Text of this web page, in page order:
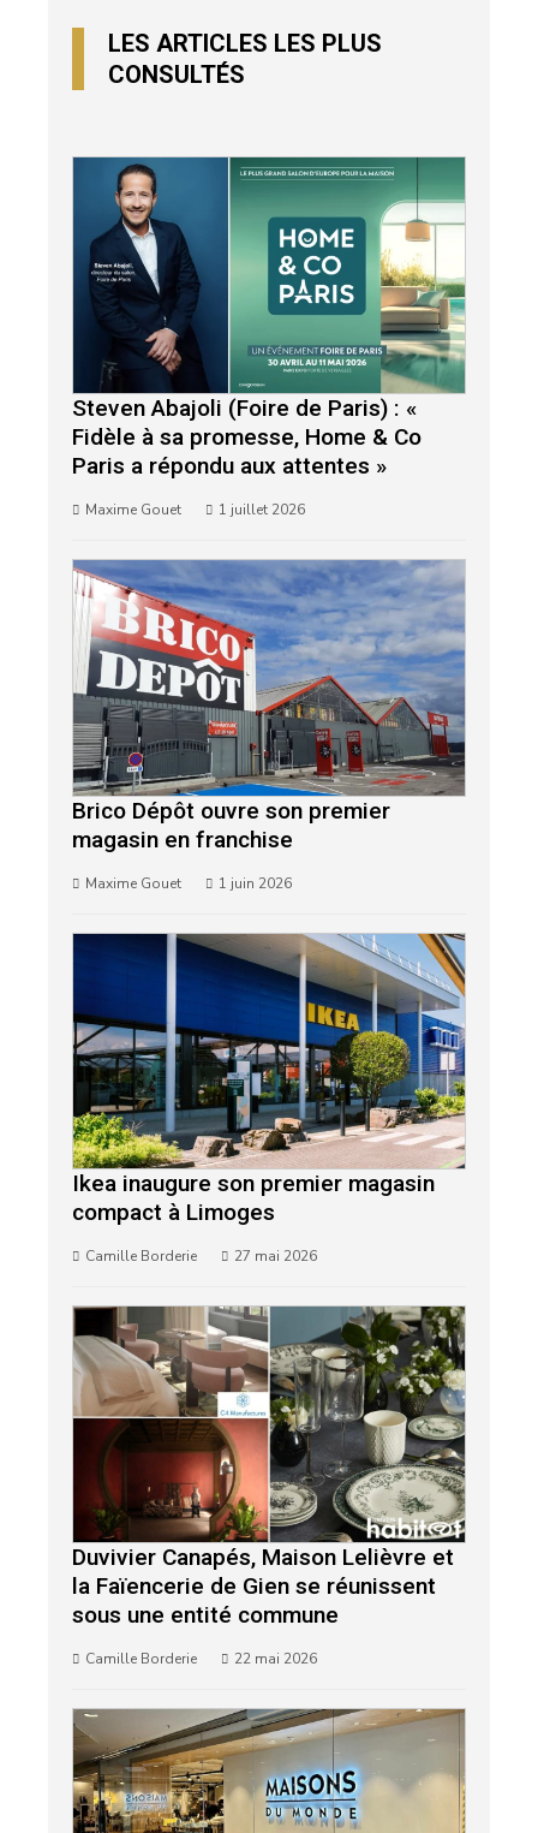
LES ARTICLES LES PLUS
CONSULTÉS
Steven Abajoli (Foire de Paris) : «
Fidèle à sa promesse, Home & Co
Paris a répondu aux attentes »
Maxime Gouet 1 juillet 2026
Brico Dépôt ouvre son premier
magasin en franchise
Maxime Gouet 1 juin 2026
Ikea inaugure son premier magasin
compact à Limoges
Camille Borderie 27 mai 2026
Duvivier Canapés, Maison Lelièvre et
la Faïencerie de Gien se réunissent
sous une entité commune
Camille Borderie 22 mai 2026